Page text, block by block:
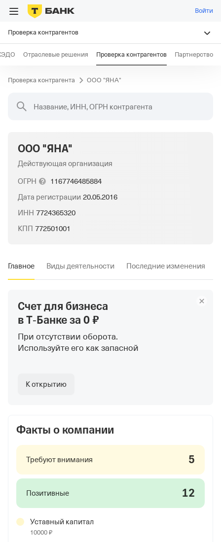
Войти
Проверка контрагентов
Отраслевые решения Проверка контрагентов Партнерство
Проверка контрагента ООО "ЯНА"
Название, ИНН, ОГРН контрагента
ООО "ЯНА"
Действующая организация
ОГРН
1167746485884
Дата регистрации 20.05.2016
ИНН 7724365320
КПП 772501001
Главное Виды деятельности Последние изменения
Счет для бизнеса
в Т‑Банкеза 0 ₽
При отсутствии оборота.
Используйте его как запасной
К открытию
Факты о компании
Требуют внимания 5
Позитивные 12
Уставный капитал
10000 ₽